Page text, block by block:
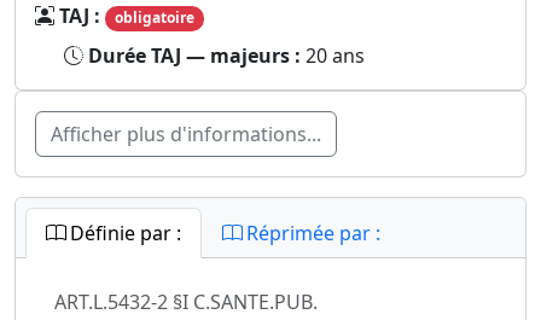
TAJ : obligatoire
Durée TAJ — majeurs : 20 ans
Afficher plus d'informations...
Définie par : Réprimée par :
ART.L.5432-2 §I C.SANTE.PUB.